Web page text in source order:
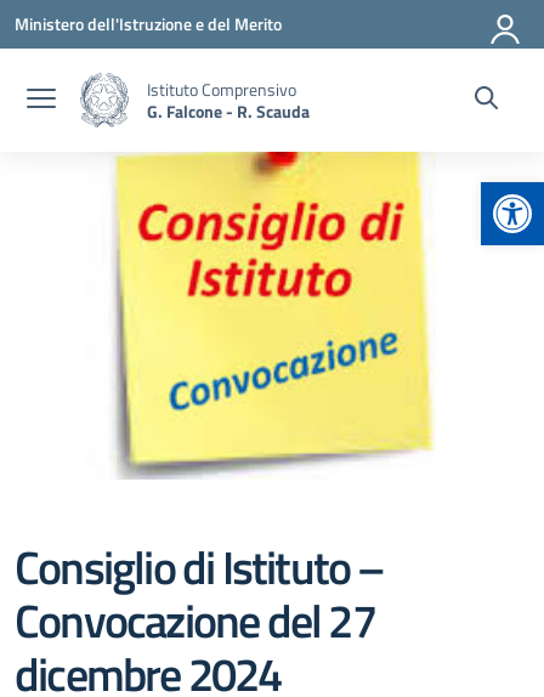
Vai ai contenuti
Vai al menu di navigazione
Vai al footer
Ministero dell'Istruzione e del Merito
Istituto Comprensivo
G. Falcone - R. Scauda
Consiglio di Istituto –
Convocazione del 27
dicembre 2024